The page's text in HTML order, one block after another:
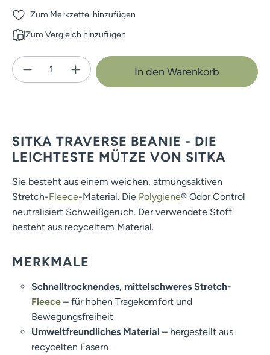
Zum Merkzettel hinzufügen
Zum Vergleich hinzufügen
Produkt Anzahl: Gib den gewünschten
In den Warenkorb
SITKA TRAVERSE BEANIE - DIE
LEICHTESTE MÜTZE VON SITKA
Sie besteht aus einem weichen, atmungsaktiven
Stretch-Fleece-Material. Die Polygiene® Odor Control
neutralisiert Schweißgeruch. Der verwendete Stoff
besteht aus recyceltem Material.
MERKMALE
Schnelltrocknendes, mittelschweres Stretch-
Fleece – für hohen Tragekomfort und
Bewegungsfreiheit
Umweltfreundliches Material – hergestellt aus
recycelten Fasern